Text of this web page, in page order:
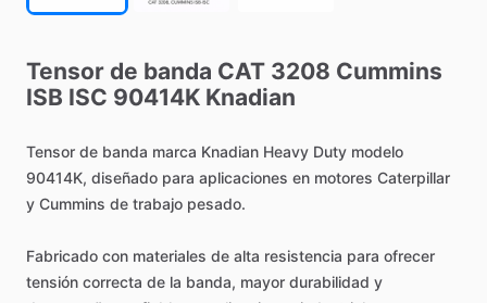
Tensor de banda CAT 3208 Cummins
ISB ISC 90414K Knadian
Tensor de banda marca Knadian Heavy Duty modelo
90414K, diseñado para aplicaciones en motores Caterpillar
y Cummins de trabajo pesado.
Fabricado con materiales de alta resistencia para ofrecer
tensión correcta de la banda, mayor durabilidad y